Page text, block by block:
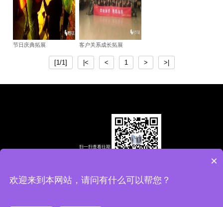
节日庆典拓展 客户关系成长拓展
[1/1] |< < 1 > >|
扫一扫查看往期
×
欢迎来到本网站，请问有什么可以帮您？